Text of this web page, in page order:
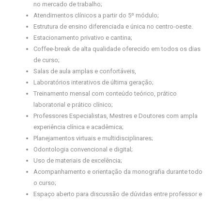
no mercado de trabalho;
Atendimentos clínicos a partir do 5º módulo;
Estrutura de ensino diferenciada e única no centro-oeste.
Estacionamento privativo e cantina;
Coffee-break de alta qualidade oferecido em todos os dias
de curso;
Salas de aula amplas e confortáveis,
Laboratórios interativos de última geração;
Treinamento mensal com conteúdo teórico, prático
laboratorial e prático clínico;
Professores Especialistas, Mestres e Doutores com ampla
experiência clínica e acadêmica;
Planejamentos virtuais e multidisciplinares;
Odontologia convencional e digital;
Uso de materiais de excelência;
Acompanhamento e orientação da monografia durante todo
o curso;
Espaço aberto para discussão de dúvidas entre professor e